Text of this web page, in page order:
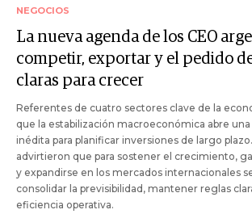
NEGOCIOS
La nueva agenda de los CEO
competir, exportar y el pedido
claras para crecer
Referentes de cuatro sectores clave de la
que la estabilización macroeconómica abre
inédita para planificar inversiones de largo
advirtieron que para sostener el crecimiento,
y expandirse en los mercados internacionales
consolidar la previsibilidad, mantener reglas
eficiencia operativa.